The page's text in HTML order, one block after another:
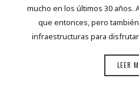
mucho en los últimos 30 años.
que entonces, pero
infraestructuras para
LEER